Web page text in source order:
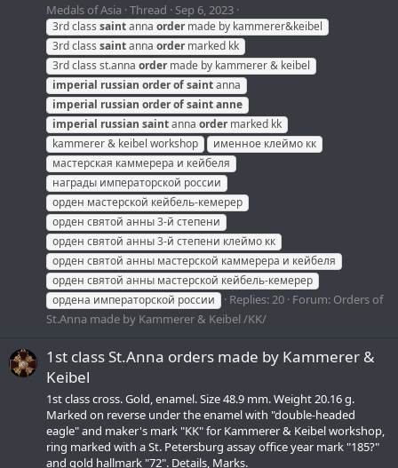
Medals of Asia Thread Sep 6, 2023
3rd class saintanna ordermade by kammerer&keibel
3rd class saintanna ordermarked kk
3rd class st.anna ordermade by kammerer & keibel
imperial russian orderofsaintanna
imperial russian orderofsaintanne
imperial russian saintanna ordermarked kk
kammerer & keibel workshop
именное клеймо кк
мастерская каммерера и кейбеля
награды императорской россии
орден мастерской кейбель-кемерер
орден святой анны 3-й степени
орден святой анны 3-й степени клеймо кк
орден святой анны мастерской каммерера и кейбеля
орден святой анны мастерской кейбель-кемерер
ордена императорской россии
Replies: 20 Forum: Orders of
St.Anna made by Kammerer & Keibel /KK/
1st class St.Anna orders made by Kammerer &
Keibel
1st class cross. Gold, enamel. Size 48.9 mm. Weight 20.16 g.
Marked on reverse under the enamel with "double-headed
eagle" and maker's mark "KK" for Kammerer & Keibel workshop,
ring marked with a St. Petersburg assay office year mark "185?"
and gold hallmark "72". Details, Marks.